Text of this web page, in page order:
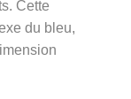
Cette
du bleu,